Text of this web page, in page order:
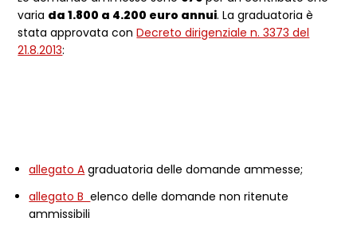
varia da 1.800 a 4.200 euro annui. La graduatoria è
stata approvata conDecreto dirigenziale n. 3373 del
21.8.2013:
allegato A graduatoria delle domande ammesse;
allegato Belenco delle domande non ritenute
ammissibili